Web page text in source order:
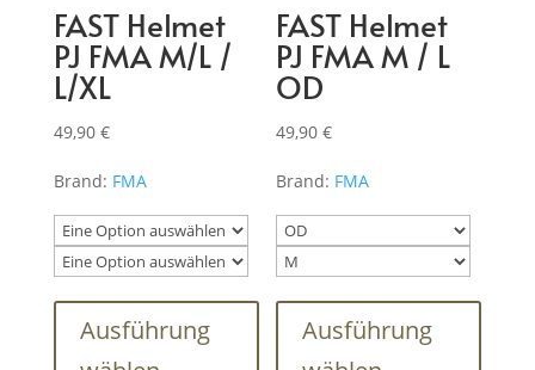
FAST Helmet
PJ FMA M/L /
L/XL
49,90 €
Brand: FMA
Ausführung
Produkt
FAST Helmet
PJ FMA M / L
OD
49,90€
Brand: FMA
Ausführung